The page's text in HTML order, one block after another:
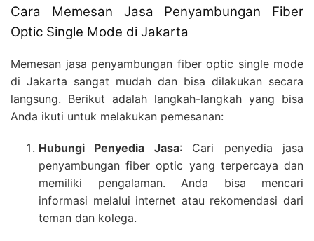
Cara Memesan Jasa Penyambungan Fiber
Optic Single Mode di Jakarta
Memesan jasa penyambungan fiber optic single mode
di Jakarta sangat mudah dan bisa dilakukan secara
langsung. Berikut adalah langkah-langkah yang bisa
Anda ikuti untuk melakukan pemesanan:
Hubungi Penyedia Jasa: Cari penyedia jasa
penyambungan fiber optic yang terpercaya dan
memiliki pengalaman. Anda bisa mencari
informasi melalui internet atau rekomendasi dari
teman dan kolega.